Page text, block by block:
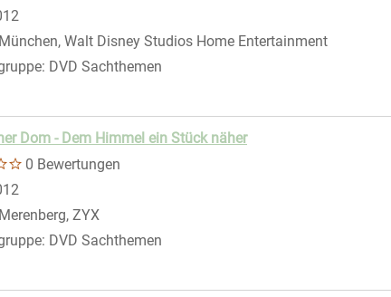
diesem Verfasser
München, Walt Disney Studios Home Entertainment
DVD Sachthemen
Dom - Dem Himmel ein Stück näher
0 Bewertungen
diesem Verfasser
Merenberg, ZYX
DVD Sachthemen